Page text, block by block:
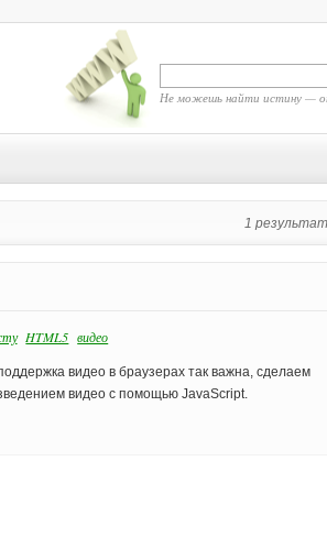
Не можешь найти истину —
1 результат
HTML5 видео
видео в браузерах так важна, сделаем
видео с помощью JavaScript.